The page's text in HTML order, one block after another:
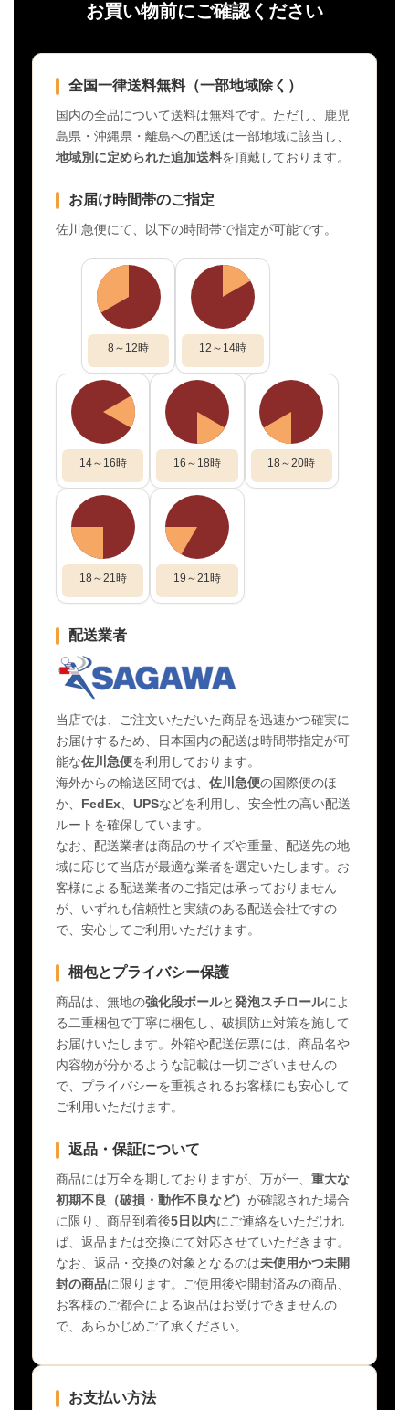
お買い物前にご確認ください
全国一律送料無料（一部地域除く）
国内の全品について送料は無料です。ただし、鹿児
島県・沖縄県・離島への配送は一部地域に該当し、
地域別に定められた追加送料を頂戴しております。
お届け時間帯のご指定
佐川急便にて、以下の時間帯で指定が可能です。
8～12時 12～14時
14～16時 16～18時 18～20時
18～21時 19～21時
配送業者
当店では、ご注文いただいた商品を迅速かつ確実に
お届けするため、日本国内の配送は時間帯指定が可
能な佐川急便を利用しております。
海外からの輸送区間では、 佐川急便の国際便のほ
か、 FedEx UPSなどを利用し、安全性の高い配送
ルートを確保しています。
なお、配送業者は商品のサイズや重量、配送先の地
域に応じて当店が最適な業者を選定いたします。お
客様による配送業者のご指定は承っておりません
が、いずれも信頼性と実績のある配送会社ですの
で、安心してご利用いただけます。
梱包とプライバシー保護
商品は、無地の強化段ボールと発泡スチロールによ
る二重梱包で丁寧に梱包し、破損防止対策を施して
お届けいたします。外箱や配送伝票には、商品名や
内容物が分かるような記載は一切ございませんの
で、プライバシーを重視されるお客様にも安心して
ご利用いただけます。
返品・保証について
商品には万全を期しておりますが、万が一、 重大な
初期不良（破損・動作不良など） が確認された場合
に限り、商品到着後5日以内にご連絡をいただけれ
ば、返品または交換にて対応させていただきます。
なお、返品・交換の対象となるのは未使用かつ未開
封の商品に限ります。ご使用後や開封済みの商品、
お客様のご都合による返品はお受けできませんの
で、あらかじめご了承ください。
お支払い方法